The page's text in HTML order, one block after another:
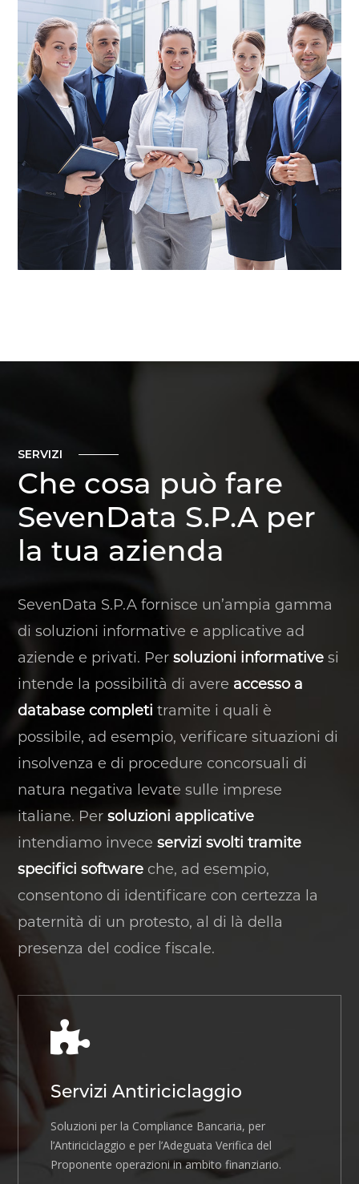
SERVIZI
Che cosa può fare
SevenData S.P.A per
la tua azienda
SevenData S.P.A fornisce un’ampia gamma
di soluzioni informative e applicative ad
aziende e privati. Persoluzioni informative si
intende la possibilità di avere accesso a
database completi tramite i quali è
possibile, ad esempio, verificare situazioni di
insolvenza e di procedure concorsuali di
natura negativa levate sulle imprese
italiane. Persoluzioni applicative
intendiamo inveceservizi svolti tramite
specifici software che, ad esempio,
consentono di identificare con certezza la
paternità di un protesto, al di là della
presenza del codice fiscale.
Servizi Antiriciclaggio
Soluzioni per la Compliance Bancaria, per
l’Antiriciclaggio e per l’Adeguata Verifica del
Proponente operazioni in ambito finanziario.